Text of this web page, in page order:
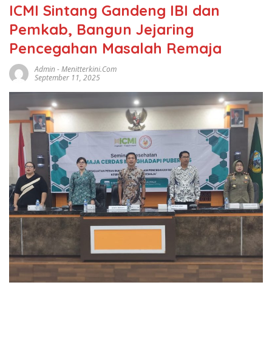
ICMI Sintang Gandeng IBI dan
Pemkab, Bangun Jejaring
Pencegahan Masalah Remaja
Admin-Menitterkini.com
September 11, 2025